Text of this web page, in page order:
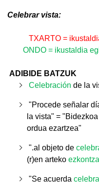
Celebrar vista:
TXARTO =
ONDO = ikustaldia
ADIBIDE BATZUK
Celebración de la
"Procede señalar
la vista" = "Bidezkoa
ordua ezartzea"
".al objeto de
(r)en arteko
"Se acuerda